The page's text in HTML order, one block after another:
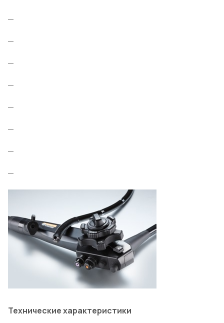
Технические характеристики